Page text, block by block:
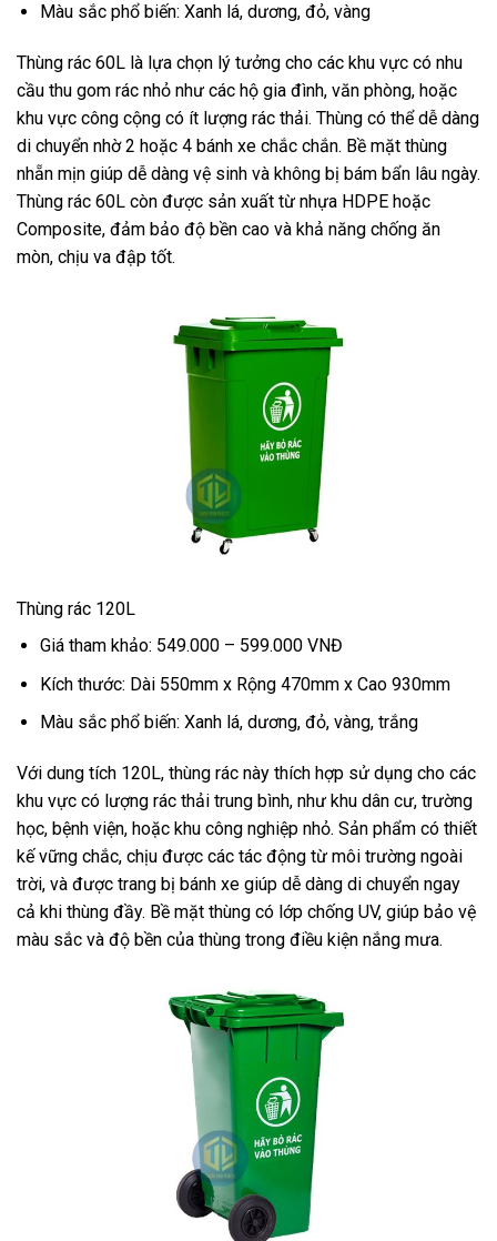
Màu sắc phổ biến: Xanh lá, dương, đỏ, vàng
Thùng rác 60L là lựa chọn lý tưởng cho các khu vực có nhu
cầu thu gom rác nhỏ như các hộ gia đình, văn phòng, hoặc
khu vực công cộng có ít lượng rác thải. Thùng có thể dễ dàng
di chuyển nhờ 2 hoặc 4 bánh xe chắc chắn. Bề mặt thùng
nhẵn mịn giúp dễ dàng vệ sinh và không bị bám bẩn lâu ngày.
Thùng rác 60L còn được sản xuất từ nhựa HDPE hoặc
Composite, đảm bảo độ bền cao và khả năng chống ăn
mòn, chịu va đập tốt.
Thùng rác 120L
Giá tham khảo: 549.000 – 599.000 VNĐ
Kích thước: Dài 550mm x Rộng 470mm x Cao 930mm
Màu sắc phổ biến: Xanh lá, dương, đỏ, vàng, trắng
Với dung tích 120L, thùng rác này thích hợp sử dụng cho các
khu vực có lượng rác thải trung bình, như khu dân cư, trường
học, bệnh viện, hoặc khu công nghiệp nhỏ. Sản phẩm có thiết
kế vững chắc, chịu được các tác động từ môi trường ngoài
trời, và được trang bị bánh xe giúp dễ dàng di chuyển ngay
cả khi thùng đầy. Bề mặt thùng có lớp chống UV, giúp bảo vệ
màu sắc và độ bền của thùng trong điều kiện nắng mưa.